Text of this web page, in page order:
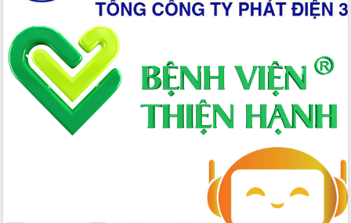
Chuyển đổi số 'mở đường' cho nông
nghiệp Đắk Lắk tăng trưởng bứt phá
Triển khai đồng bộ đo đạc, lập hồ sơ
địa chính, hoàn thiện cơ sở dữ liệu đất
đai
Ứng dụng sinh trắc học - Bước tiến
trong hành trình chuyển đổi số tại Đắk